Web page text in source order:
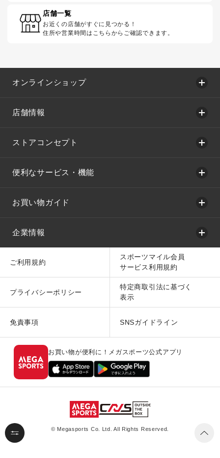
店舗一覧
お近くの店舗がすぐに見つかる！
住所や営業時間はこちらからご確認できます。
オンラインショップ
店舗情報
ストアコンセプト
便利なサービス・機能
お買い物ガイド
企業情報
ご利用規約
スポーツマイル会員
サービス利用規約
プライバシーポリシー
特定商取引法に基づく
表示
免責事項 SNSガイドライン
お買い物が便利に！メガスポーツ公式アプリ
© Megasports Co. Ltd. All Rights Reserved.